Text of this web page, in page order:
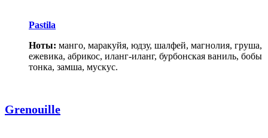
Pastila
Ноты: манго, маракуйя, юдзу, шалфей, магнолия, груша,
ежевика, абрикос, иланг-иланг, бурбонская ваниль, бобы
тонка, замша, мускус.
Grenouille